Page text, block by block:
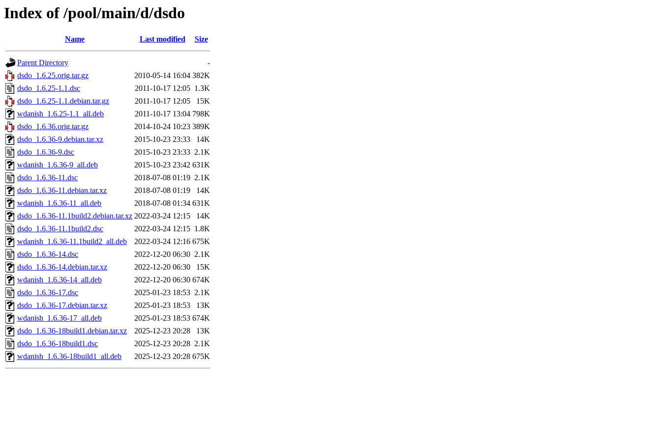
Index of /pool/main/d/dsdo
Name Last modified Size
Parent Directory
-
dsdo_1.6.25.orig.tar.gz
2010-05-14 16:04 382K
dsdo_1.6.25-1.1.dsc
2011-10-17 12:05 1.3K
dsdo_1.6.25-1.1.debian.tar.gz
2011-10-17 12:05
15K
wdanish_1.6.25-1.1_all.deb
2011-10-17 13:04 798K
dsdo_1.6.36.orig.tar.gz
2014-10-24 10:23 389K
dsdo_1.6.36-9.debian.tar.xz
2015-10-23 23:33
14K
dsdo_1.6.36-9.dsc
2015-10-23 23:33 2.1K
wdanish_1.6.36-9_all.deb
2015-10-23 23:42 631K
dsdo_1.6.36-11.dsc
2018-07-08 01:19 2.1K
dsdo_1.6.36-11.debian.tar.xz
2018-07-08 01:19
14K
wdanish_1.6.36-11_all.deb
2018-07-08 01:34 631K
dsdo_1.6.36-11.1build2.debian.tar.xz 2022-03-24 12:15
14K
dsdo_1.6.36-11.1build2.dsc
2022-03-24 12:15 1.8K
wdanish_1.6.36-11.1build2_all.deb
2022-03-24 12:16 675K
dsdo_1.6.36-14.dsc
2022-12-20 06:30 2.1K
dsdo_1.6.36-14.debian.tar.xz
2022-12-20 06:30
15K
wdanish_1.6.36-14_all.deb
2022-12-20 06:30 674K
dsdo_1.6.36-17.dsc
2025-01-23 18:53 2.1K
dsdo_1.6.36-17.debian.tar.xz
2025-01-23 18:53
13K
wdanish_1.6.36-17_all.deb
2025-01-23 18:53 674K
dsdo_1.6.36-18build1.debian.tar.xz
2025-12-23 20:28
13K
dsdo_1.6.36-18build1.dsc
2025-12-23 20:28 2.1K
wdanish_1.6.36-18build1_all.deb
2025-12-23 20:28 675K